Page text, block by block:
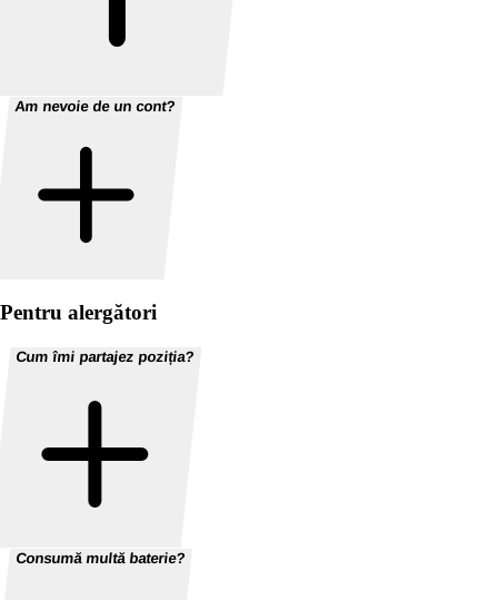
Am nevoie de un cont?
Pentru alergători
Cum îmi partajez poziția?
Consumă multă baterie?